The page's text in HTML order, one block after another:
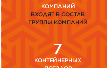
КОМПАНИЙ
ВХОДЯТ В СОСТАВ
ГРУППЫ КОМПАНИЙ
7
КОНТЕЙНЕРНЫХ